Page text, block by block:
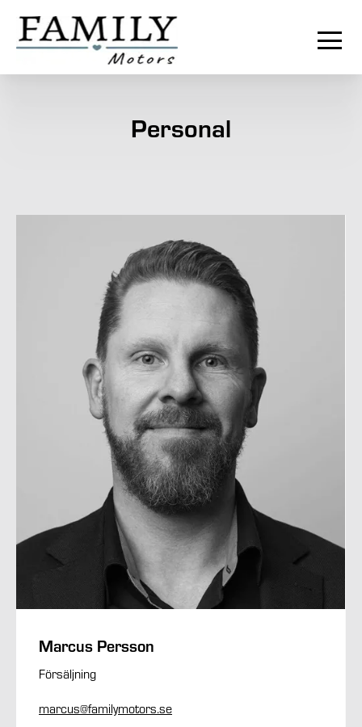
Personal
Marcus Persson
Försäljning
marcus@familymotors.se